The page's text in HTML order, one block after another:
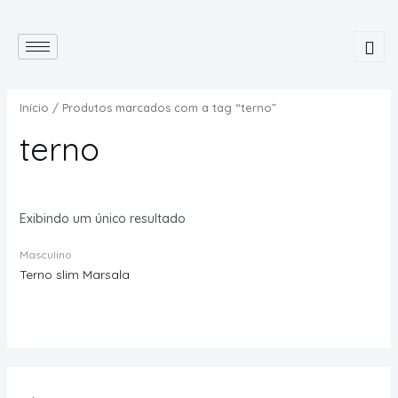
Início / Produtos marcados com a tag “terno”
terno
Exibindo um único resultado
Masculino
Terno slim Marsala